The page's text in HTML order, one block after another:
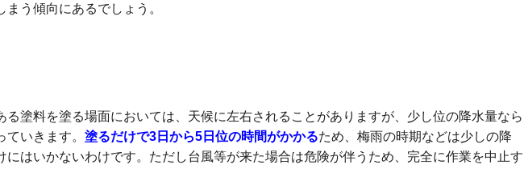
う傾向にあるでしょう。
る塗料を塗る場面においては、天候に左右されることがありますが、少し位の降水量なら
いきます。 塗るだけで3日から5日位の時間がかかるため、梅雨の時期などは少しの降
にはいかないわけです。ただし台風等が来た場合は危険が伴うため、完全に作業を中止す